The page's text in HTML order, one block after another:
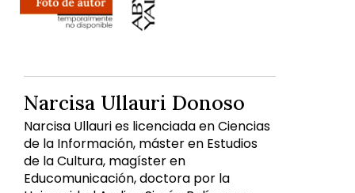
Narcisa Ullauri Donoso
Narcisa Ullauri es licenciada en Ciencias
de la Información, máster en Estudios
de la Cultura, magíster en
Educomunicación, doctora por la